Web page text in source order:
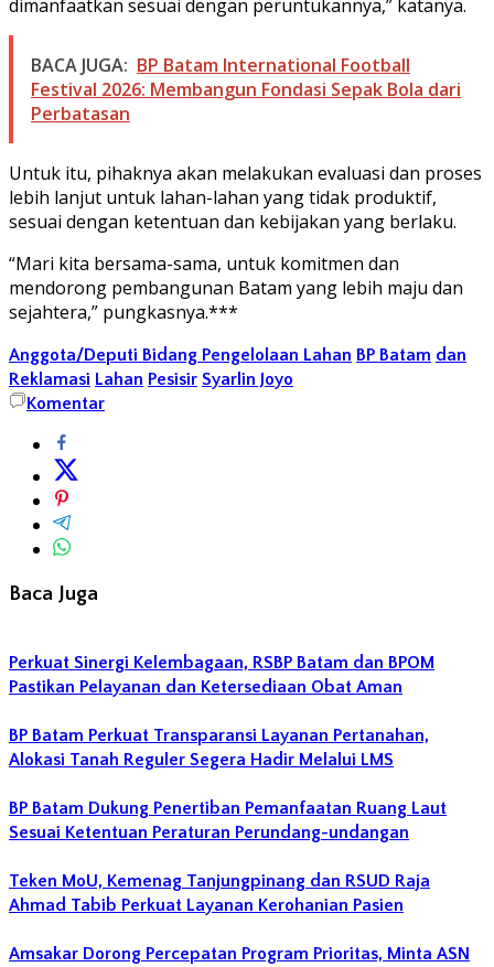
dimanfaatkan sesuai dengan peruntukannya,” katanya.
BACA JUGA: BP Batam International Football
Festival 2026: Membangun Fondasi Sepak Bola dari
Perbatasan
Untuk itu, pihaknya akan melakukan evaluasi dan proses
lebih lanjut untuk lahan-lahan yang tidak produktif,
sesuai dengan ketentuan dan kebijakan yang berlaku.
“Mari kita bersama-sama, untuk komitmen dan
mendorong pembangunan Batam yang lebih maju dan
sejahtera,” pungkasnya.***
Anggota/Deputi Bidang Pengelolaan Lahan BP Batam dan
Reklamasi Lahan Pesisir Syarlin Joyo
Komentar
Baca Juga
Perkuat Sinergi Kelembagaan, RSBP Batam dan BPOM
Pastikan Pelayanan dan Ketersediaan Obat Aman
BP Batam Perkuat Transparansi Layanan Pertanahan,
Alokasi Tanah Reguler Segera Hadir Melalui LMS
BP Batam Dukung Penertiban Pemanfaatan Ruang Laut
Sesuai Ketentuan Peraturan Perundang-undangan
Teken MoU, Kemenag Tanjungpinang dan RSUD Raja
Ahmad Tabib Perkuat Layanan Kerohanian Pasien
Amsakar Dorong Percepatan Program Prioritas, Minta ASN